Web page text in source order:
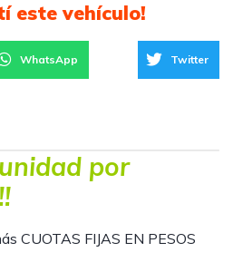
este vehículo!
WhatsApp Twitter
por
CUOTAS FIJAS EN PESOS